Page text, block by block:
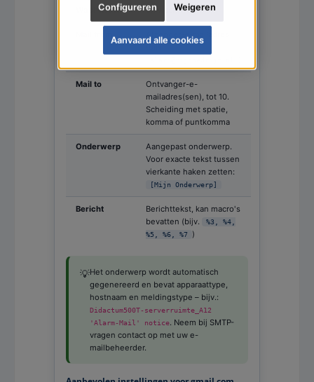
Wachtwoord
en wachtwoord
Afzender-e-mailadres
Mail to
Ontvanger-e-
mailadres(sen), tot 10.
Scheiding met spatie,
komma of puntkomma
Onderwerp
Aangepast onderwerp.
Voor exacte tekst tussen
vierkante haken zetten:
[Mijn Onderwerp]
Bericht
Berichttekst, kan macro's
bevatten (bijv.
%3, %4,
%5, %6, %7
)
💡Het onderwerp wordt automatisch
gegenereerd en bevat apparaattype,
hostnaam en meldingstype – bijv.:
Didactum500T-serverruimte_A12
'Alarm-Mail' notice. Neem bij SMTP-
vragen contact op met uw e-
mailbeheerder.
Weigeren
Configureren
Aanvaard alle cookies